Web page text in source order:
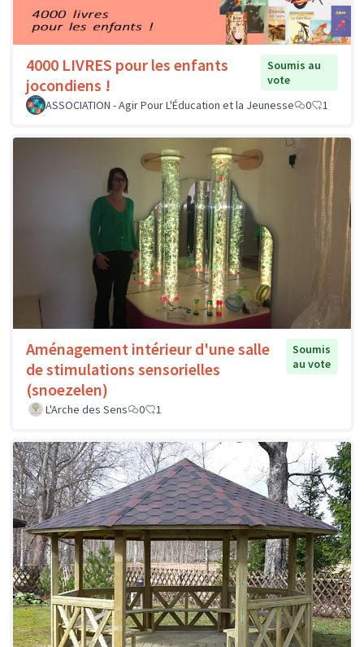
4000 LIVRES pour les enfants
jocondiens !
Soumis au
vote
ASSOCIATION - Agir Pour L'Éducation et la Jeunesse
0 1
Aménagement intérieur d'une salle
de stimulations sensorielles
(snoezelen)
Soumis
au vote
L'Arche des Sens 0 1